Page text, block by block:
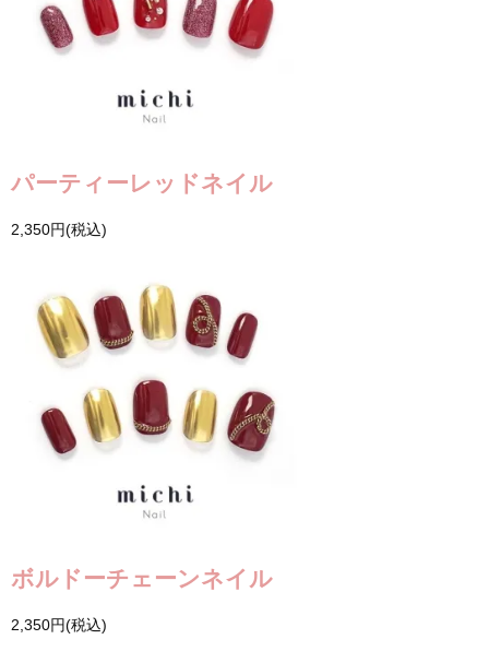
パーティーレッドネイル
2,350円(税込)
ボルドーチェーンネイル
2,350円(税込)